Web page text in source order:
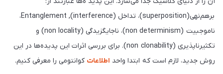
برهم‌نهی(superposition)، تداخل (interference), Entanglement،
ناموجبیت (non determinism)، ناجایگزیدگی (non locality) و
تکثیرناپذیری (non clonability). برای بررسی اثرات این پدیده‌ها در این
روش جدید، لازم است که ابتدا واحد اطلاعات کوانتومی را معرفی کنیم.